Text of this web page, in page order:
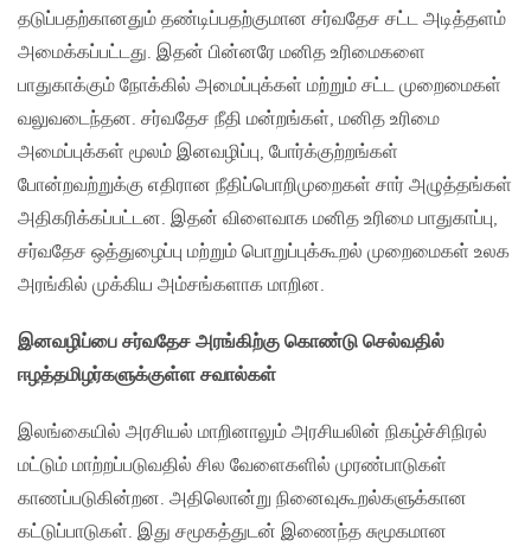
தடுப்பதற்கானதும் தண்டிப்பதற்குமான சர்வதேச சட்ட அடித்தளம்
அமைக்கப்பட்டது. இதன் பின்னரே மனித உரிமைகளை
பாதுகாக்கும் நோக்கில் அமைப்புக்கள் மற்றும் சட்ட முறைமைகள்
வலுவடைந்தன. சர்வதேச நீதி மன்றங்கள், மனித உரிமை
அமைப்புக்கள் மூலம் இனவழிப்பு, போர்க்குற்றங்கள்
போன்றவற்றுக்கு எதிரான நீதிப்பொறிமுறைகள் சார் அழுத்தங்கள்
அதிகரிக்கப்பட்டன. இதன் விளைவாக மனித உரிமை பாதுகாப்பு,
சர்வதேச ஒத்துழைப்பு மற்றும் பொறுப்புக்கூறல் முறைமைகள் உலக
அரங்கில் முக்கிய அம்சங்களாக மாறின.
இனவழிப்பை சர்வதேச அரங்கிற்கு கொண்டு செல்வதில்
ஈழத்தமிழர்களுக்குள்ள சவால்கள்
இலங்கையில் அரசியல் மாறினாலும் அரசியலின் நிகழ்ச்சிநிரல்
மட்டும் மாற்றப்படுவதில் சில வேளைகளில் முரண்பாடுகள்
காணப்படுகின்றன. அதிலொன்று நினைவுகூறல்களுக்கான
கட்டுப்பாடுகள். இது சமூகத்துடன் இணைந்த சுமூகமான